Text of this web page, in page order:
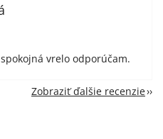
vrelo odporúčam.
Zobraziť ďalšie recenzie